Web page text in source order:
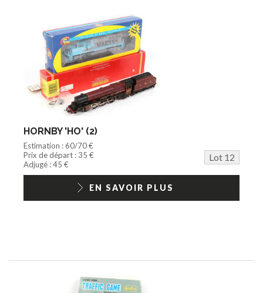
HORNBY 'HO' (2)
Estimation : 60/70 €
Prix de départ : 35 €
Lot 12
Adjugé : 45 €
EN SAVOIR PLUS